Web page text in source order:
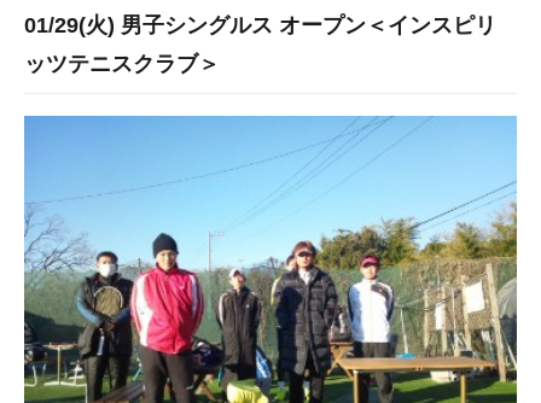
01/29(火) 男子シングルス オープン＜インスピリ
ッツテニスクラブ＞